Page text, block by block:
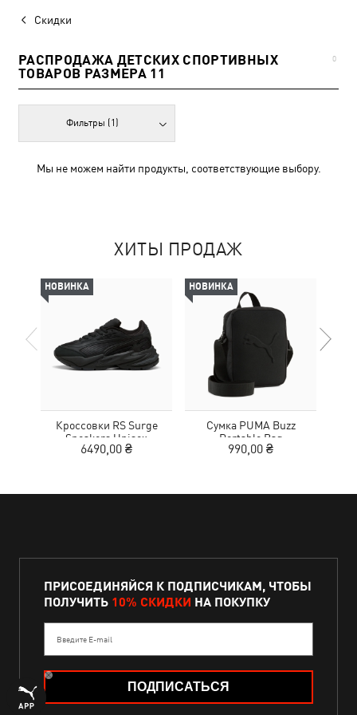
Скидки
РАСПРОДАЖА ДЕТСКИХ СПОРТИВНЫХ
ТОВАРОВ РАЗМЕРА 11
0
Фильтры (1)
Мы не можем найти продукты, соответствующие выбору.
ХИТЫ ПРОДАЖ
НОВИНКА
Кроссовки RS Surge
Sneakers Unisex
6490,00 ₴
НОВИНКА
Сумка PUMA Buzz
Portable Bag
990,00 ₴
ПРИСОЕДИНЯЙСЯ К ПОДПИСЧИКАМ, ЧТОБЫ
ПОЛУЧИТЬ 10% СКИДКИ НА ПОКУПКУ
Введите E-mail
ПОДПИСАТЬСЯ